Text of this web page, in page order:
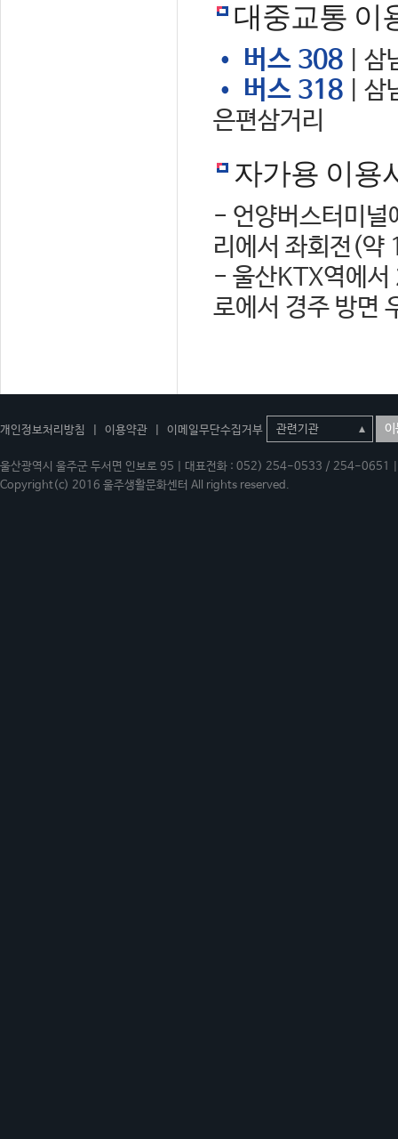
대중교통 이
• 버스 308 | 삼
• 버스 318 | 삼
은편삼거리
자가용 이용
- 언양버스터미널
리에서 좌회전(약
- 울산KTX역에서
로에서 경주 방면
개인정보처리방침 이용약관 이메일무단수집거부 이
울산광역시 울주군 두서면 인보로 95 | 대표전화 : 052) 254-0533 / 254-
Copyright(c) 2016 울주생활문화센터 All rights reserved.